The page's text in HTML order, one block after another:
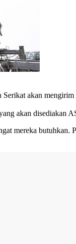
akan
akan
mereka